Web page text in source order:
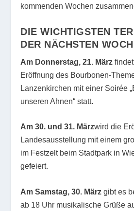
kommenden Wochen
DIE WICHTIGSTEN
DER NÄCHSTEN
Am Donnerstag, 21. März
Eröffnung des Bourbonen-
Lanzenkirchen mit einer Soirée
unseren Ahnen“ statt.
Am 30. und 31. Märzwird die
Landesausstellung mit einem
im Festzelt beim Stadtpark in
gefeiert.
Am Samstag, 30. März gibt es
ab 18 Uhr musikalische Grüße